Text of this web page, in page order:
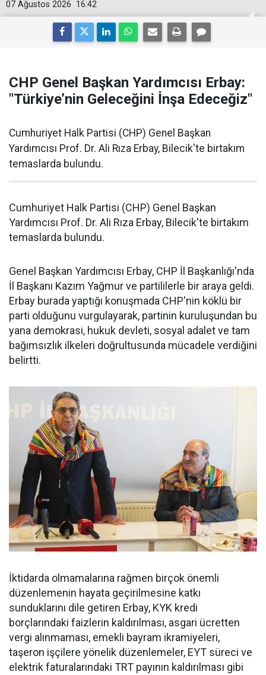
16:42
07 Ağustos 2026
CHP Genel Başkan Yardımcısı Erbay:
"Türkiye’nin Geleceğini İnşa Edeceğiz"
Cumhuriyet Halk Partisi (CHP) Genel Başkan
Yardımcısı Prof. Dr. Ali Rıza Erbay, Bilecik'te birtakım
temaslarda bulundu.
Cumhuriyet Halk Partisi (CHP) Genel Başkan
Yardımcısı Prof. Dr. Ali Rıza Erbay, Bilecik'te birtakım
temaslarda bulundu.
Genel Başkan Yardımcısı Erbay, CHP İl Başkanlığı'nda
İl Başkanı Kazım Yağmur ve partililerle bir araya geldi.
Erbay burada yaptığı konuşmada CHP'nin köklü bir
parti olduğunu vurgulayarak, partinin kuruluşundan bu
yana demokrasi, hukuk devleti, sosyal adalet ve tam
bağımsızlık ilkeleri doğrultusunda mücadele verdiğini
belirtti.
İktidarda olmamalarına rağmen birçok önemli
düzenlemenin hayata geçirilmesine katkı
sunduklarını dile getiren Erbay, KYK kredi
borçlarındaki faizlerin kaldırılması, asgari ücretten
vergi alınmaması, emekli bayram ikramiyeleri,
taşeron işçilere yönelik düzenlemeler, EYT süreci ve
elektrik faturalarındaki TRT payının kaldırılması gibi